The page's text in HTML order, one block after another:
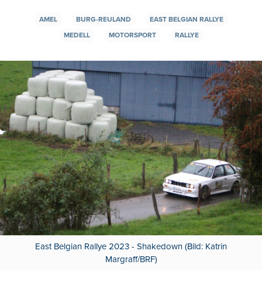
AMEL BURG-REULAND
EAST BELGIAN RALLYE
MEDELL
MOTORSPORT RALLYE
East Belgian Rallye 2023 - Shakedown (Bild: Katrin
Margraff/BRF)